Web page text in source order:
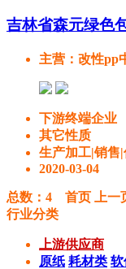
吉林省森元绿色
主营 ：改性pp
下游终端企业
其它性质
生产加工|销售
2020-03-04
总数： 4 首页 上一
行业分类
上游供应商
原纸 耗材类 软